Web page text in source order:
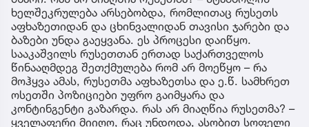
ხელშეკრულება არსებობდა, რომლითაც რუსეთს
აფხაზეთიდან და ცხინვალიდან თავისი ჯარები და
ბაზები უნდა გაეყვანა. ეს პროცესი დაიწყო.
სააკაშვილს რუსეთთან ერთად საქართველოს
წინააღმდეგ შეთქმულება რომ არ მოეწყო – რა
მოჰყვა ამას, რუსეთმა აფხაზეთსა და ე.წ. სამხრეთ
ოსეთში პოზიციები უფრო გაიმყარა და
კონტინგენტი გაზარდა. რას არ მიაღწია რუსეთმა? –
ყველაფერი მიიღო, რაც უნდოდა, ასობით სოფელი